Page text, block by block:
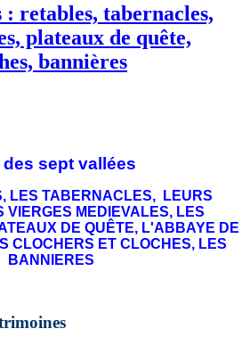
: retables, tabernacles,
plateaux de quête,
bannières
sept vallées
LES TABERNACLES, LEURS
VIERGES MEDIEVALES, LES
DE QUÊTE, L'ABBAYE DE
CLOCHERS ET CLOCHES, LES
BANNIERES